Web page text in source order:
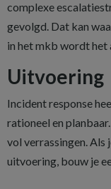
complexe
gevolgd. Dat kan
in het mkb wordt het
Uitvoering
Incident response
rationeel en
vol verrassingen.
uitvoering, bouw je